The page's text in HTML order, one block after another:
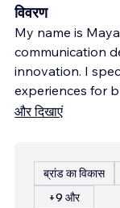
विवरण
My name is
communication
innovation. I
experiences for
और दिखाएं
ब्रांड का विकास
+9 और